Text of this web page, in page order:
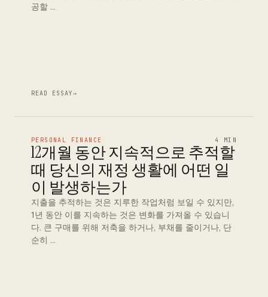
공할 …
READ ESSAY→
PERSONAL FINANCE 4 MIN
12개월 동안 지속적으로 추적할
때 당신의 재정 생활에 어떤 일
이 발생하는가
지출을 추적하는 것은 지루한 작업처럼 보일 수 있지만,
1년 동안 이를 지속하는 것은 변화를 가져올 수 있습니
다. 큰 구매를 위해 저축을 하거나, 부채를 줄이거나, 단
순히 …